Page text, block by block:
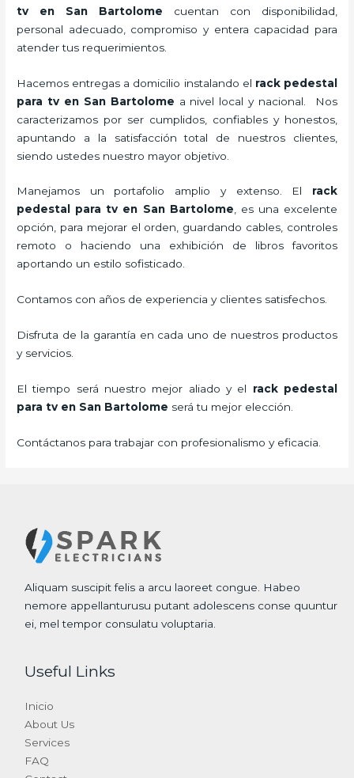
tv en San Bartolome cuentan con disponibilidad,
personal adecuado, compromiso y entera capacidad para
atender tus requerimientos.
Hacemos entregas a domicilio instalando el rack pedestal
para tven San Bartolome a nivel local y nacional.
Nos
caracterizamos por ser cumplidos, confiables y honestos,
apuntando a la satisfacción total de nuestros clientes,
siendo ustedes nuestro mayor objetivo.
Manejamos un portafolio amplio y extenso. El rack
pedestal para tv en San Bartolome, es una excelente
opción, para mejorar el orden, guardando cables, controles
remoto o haciendo una exhibición de libros favoritos
aportando un estilo sofisticado.
Contamos con años de experiencia y clientes satisfechos.
Disfruta de la garantía en cada uno de nuestros productos
y servicios.
El tiempo será nuestro mejor aliado y el rack pedestal
para tv en San Bartolome será tu mejor elección.
Contáctanos para trabajar con profesionalismo y eficacia.
Aliquam suscipit felis a arcu laoreet congue. Habeo
nemore appellanturusu putant adolescens conse quuntur
ei, mel tempor consulatu voluptaria.
Useful Links
Inicio
About Us
Services
FAQ